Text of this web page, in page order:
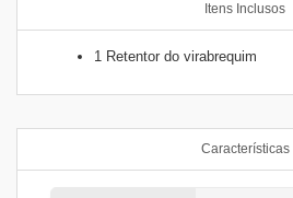
Itens Inclusos
1 Retentor do virabrequim
Características